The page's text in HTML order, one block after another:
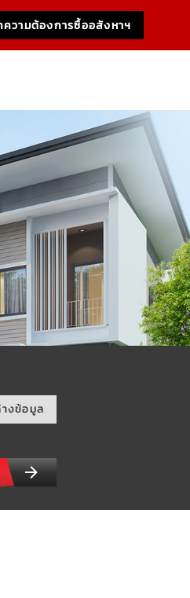
ความต้องการซื้ออสังหาฯ
งข้อมูล